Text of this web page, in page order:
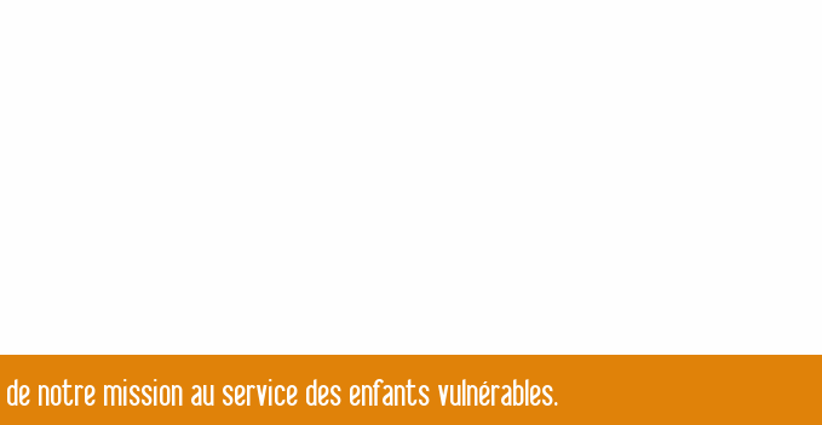
notre mission au service des enfants vulnérables.